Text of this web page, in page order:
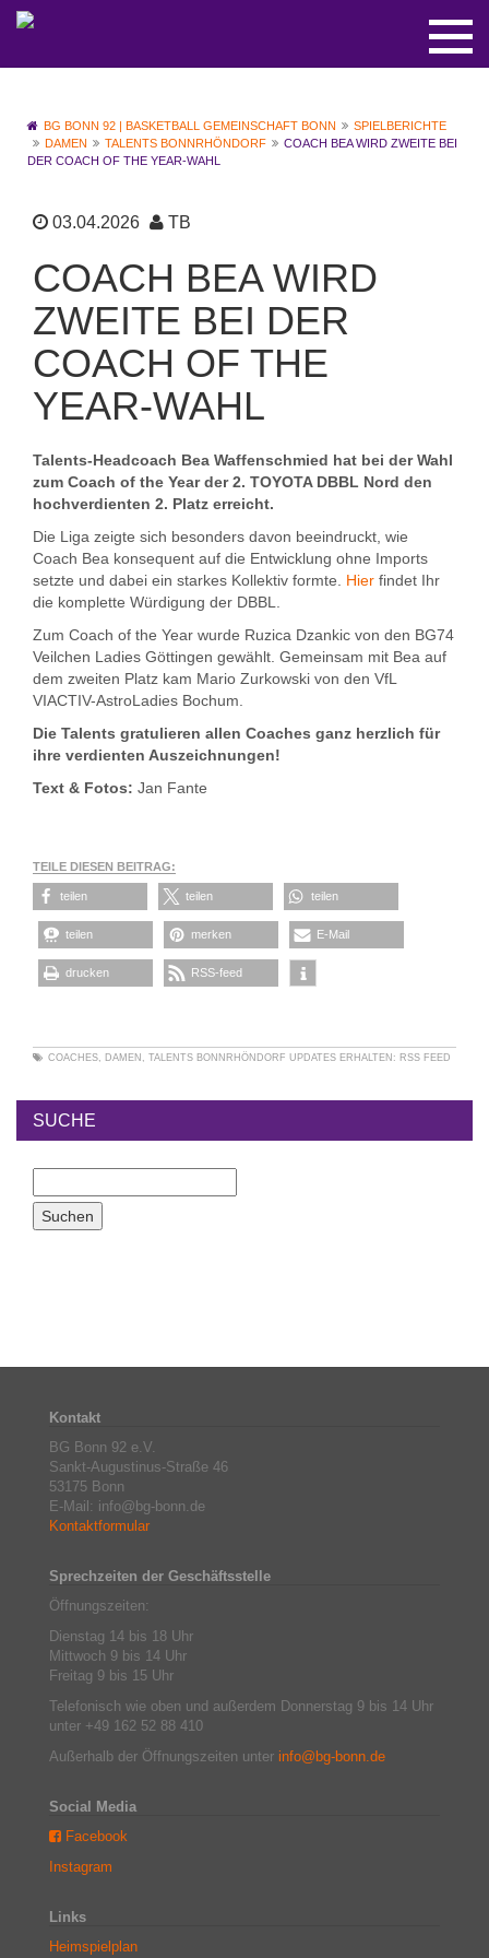
BG BONN 92 | BASKETBALL GEMEINSCHAFT BONN
SPIELBERICHTE
DAMEN
TALENTS BONNRHÖNDORF
COACH BEA WIRD ZWEITE BEI
DER COACH OF THE YEAR-WAHL
03.04.2026 TB
COACH BEA WIRD
ZWEITE BEI DER
COACH OF THE
YEAR-WAHL
Talents-Headcoach Bea Waffenschmied hat bei der Wahl
zum Coach of the Year der 2. TOYOTA DBBL Nord den
hochverdienten 2. Platz erreicht.
Die Liga zeigte sich besonders davon beeindruckt, wie
Coach Bea konsequent auf die Entwicklung ohne Imports
setzte und dabei ein starkes Kollektiv formte. Hier findet Ihr
die komplette Würdigung der DBBL.
Zum Coach of the Year wurde Ruzica Dzankic von den BG74
Veilchen Ladies Göttingen gewählt. Gemeinsam mit Bea auf
dem zweiten Platz kam Mario Zurkowski von den VfL
VIACTIV-AstroLadies Bochum.
Die Talents gratulieren allen Coaches ganz herzlich für
ihre verdienten Auszeichnungen!
Text & Fotos: Jan Fante
TEILE DIESEN BEITRAG:
teilen teilen teilen
teilen merken E-Mail
drucken RSS-feed
COACHES, DAMEN , TALENTS BONNRHÖNDORF UPDATES ERHALTEN: RSS FEED
SUCHE
Kontakt
BG Bonn 92 e.V.
Sankt-Augustinus-Straße 46
53175 Bonn
E-Mail: info@bg-bonn.de
Kontaktformular
Sprechzeiten der Geschäftsstelle
Öffnungszeiten:
Dienstag 14 bis 18 Uhr
Mittwoch 9 bis 14 Uhr
Freitag 9 bis 15 Uhr
Telefonisch wie oben und außerdem Donnerstag 9 bis 14 Uhr
unter +49 162 52 88 410
Außerhalb der Öffnungszeiten unter info@bg-bonn.de
Social Media
Facebook
Instagram
Links
Heimspielplan